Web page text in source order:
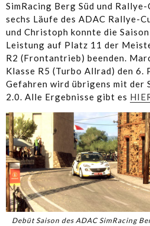
SimRacing Berg Süd und
sechs Läufe des ADAC Rallye-
und Christoph konnte die
Leistung auf Platz 11 der
R2 (Frontantrieb) beenden.
Klasse R5 (Turbo Allrad) den
Gefahren wird übrigens mit der
2.0. Alle Ergebnisse gibt es
Debüt Saison des ADAC SimRacing